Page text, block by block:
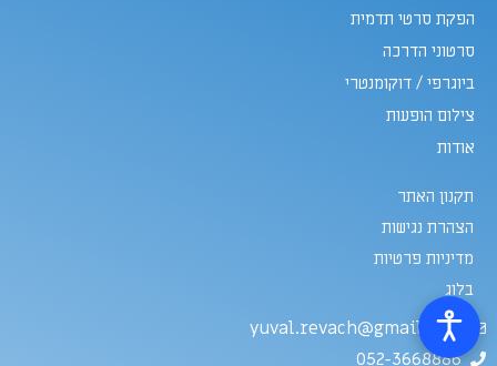
הפקת סרטי תדמית
סרטוני הדרכה
ביוגרפי / דוקומנטרי
צילום הופעות
אודות
תקנון האתר
הצהרת נגישות
מדיניות פרטיות
בלוג
yuval.revach@gmail.com
052-3668886